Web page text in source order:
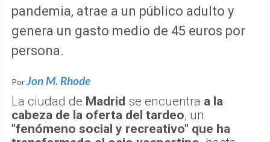
pandemia, atrae a un público adulto y
genera un gasto medio de 45 euros por
persona.
PorJon M. Rhode
La ciudad de Madrid se encuentra a la
cabeza de la oferta del tardeo, un
"fenómeno social y recreativo" que ha